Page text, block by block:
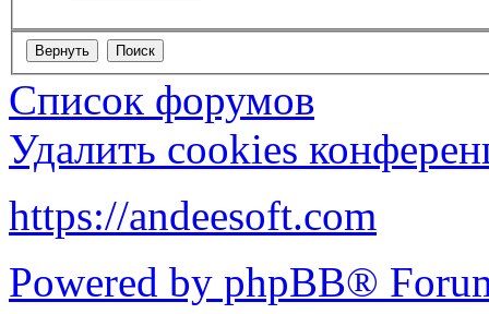
Список форумов
Удалить cookies
https://andeesoft.com
Powered by phpBB®